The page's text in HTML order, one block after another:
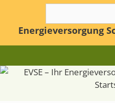
Energieversorgung